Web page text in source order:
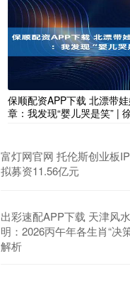
保顺配资APP下载 北漂带
章：我发现“婴儿哭是笑” |
富灯网官网 托伦斯创业板
拟募资11.56亿元
出彩速配APP下载 天津风
明：2026丙午年各生肖“决
解析